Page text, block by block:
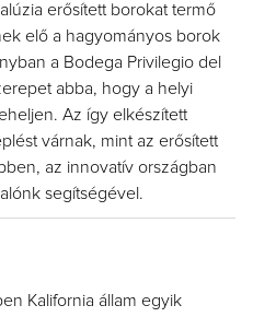
erősített borokat termő
elő a hagyományos borok
a Bodega Privilegio del
abba, hogy a helyi
Az így elkészített
várnak, mint az erősített
az innovatív országban
segítségével.
Kalifornia állam egyik